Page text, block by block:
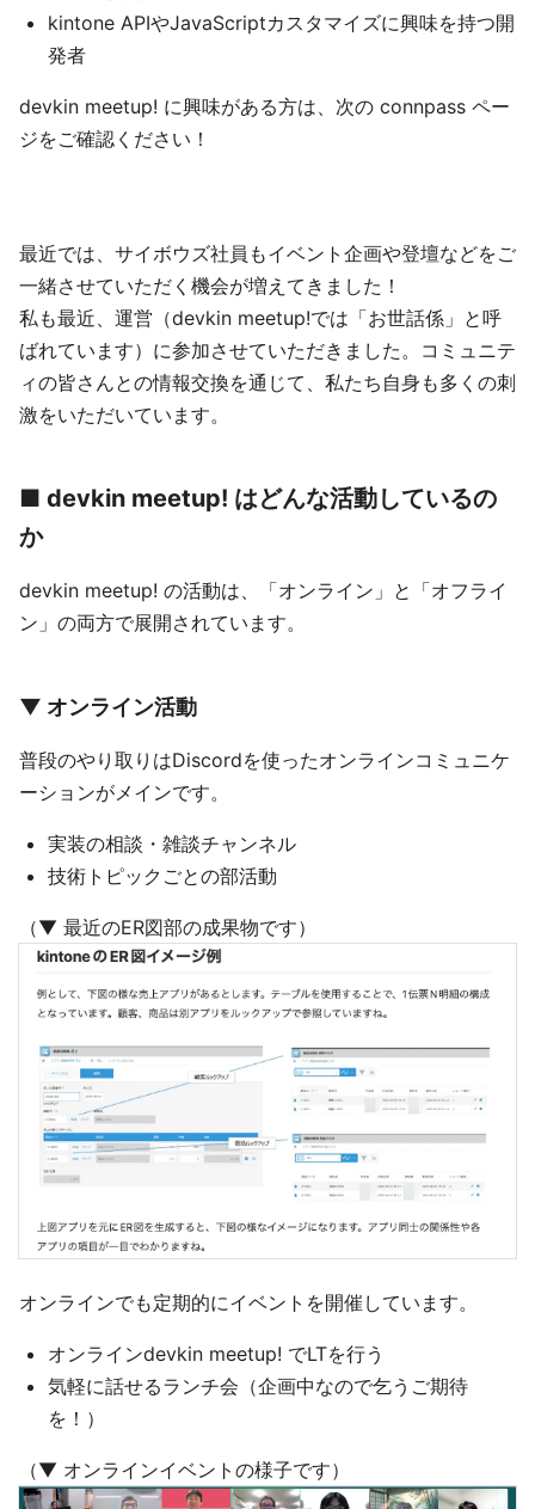
kintone APIやJavaScriptカスタマイズに興味を持つ開
発者
devkin meetup! に興味がある方は、次の connpass ペー
ジをご確認ください！
最近では、サイボウズ社員もイベント企画や登壇などをご
一緒させていただく機会が増えてきました！
私も最近、運営（devkin meetup!では「お世話係」と呼
ばれています）に参加させていただきました。コミュニテ
ィの皆さんとの情報交換を通じて、私たち自身も多くの刺
激をいただいています。
■ devkin meetup! はどんな活動しているの
か
devkin meetup! の活動は、「オンライン」と「オフライ
ン」の両方で展開されています。
▼ オンライン活動
普段のやり取りはDiscordを使ったオンラインコミュニケ
ーションがメインです。
実装の相談・雑談チャンネル
技術トピックごとの部活動
（▼ 最近のER図部の成果物です）
オンラインでも定期的にイベントを開催しています。
オンラインdevkin meetup! でLTを行う
気軽に話せるランチ会（企画中なので乞うご期待
を！）
（▼ オンラインイベントの様子です）